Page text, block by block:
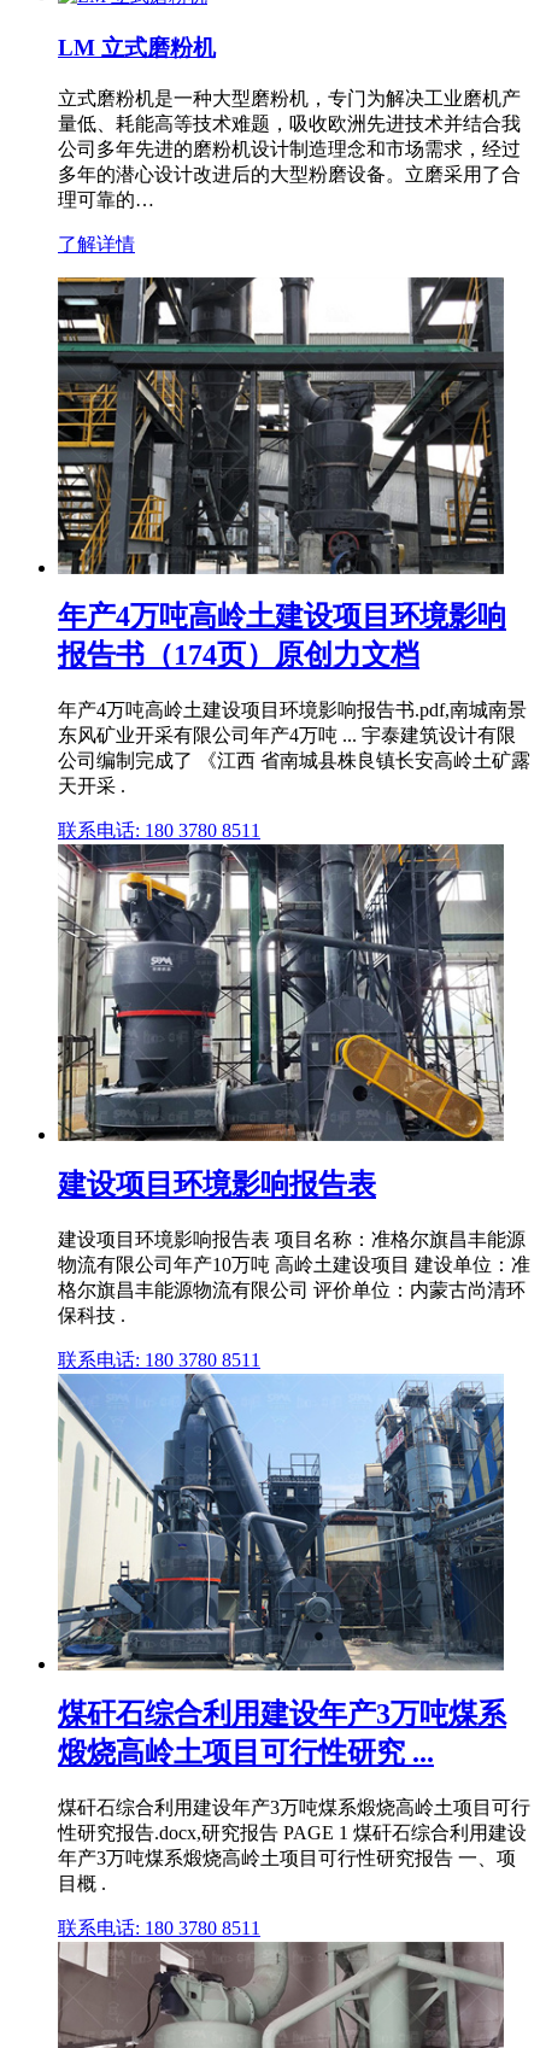
LM 立式磨粉机
立式磨粉机是一种大型磨粉机，专门为解决工业磨机产
量低、耗能高等技术难题，吸收欧洲先进技术并结合我
公司多年先进的磨粉机设计制造理念和市场需求，经过
多年的潜心设计改进后的大型粉磨设备。立磨采用了合
理可靠的…
了解详情
年产4万吨高岭土建设项目环境影响
报告书（174页）原创力文档
年产4万吨高岭土建设项目环境影响报告书.pdf,南城南景
东风矿业开采有限公司年产4万吨 ... 宇泰建筑设计有限
公司编制完成了 《江西 省南城县株良镇长安高岭土矿露
天开采 .
联系电话: 180 3780 8511
建设项目环境影响报告表
建设项目环境影响报告表 项目名称：准格尔旗昌丰能源
物流有限公司年产10万吨 高岭土建设项目 建设单位：准
格尔旗昌丰能源物流有限公司 评价单位：内蒙古尚清环
保科技 .
联系电话: 180 3780 8511
煤矸石综合利用建设年产3万吨煤系
煅烧高岭土项目可行性研究 ...
煤矸石综合利用建设年产3万吨煤系煅烧高岭土项目可行
性研究报告.docx,研究报告 PAGE 1 煤矸石综合利用建设
年产3万吨煤系煅烧高岭土项目可行性研究报告 一、项
目概 .
联系电话: 180 3780 8511